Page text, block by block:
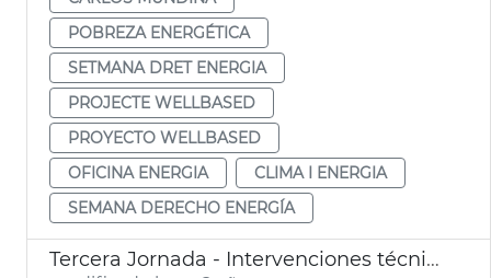
POBREZA ENERGÉTICA
SETMANA DRET ENERGIA
PROJECTE WELLBASED
PROYECTO WELLBASED
OFICINA ENERGIA
CLIMA I ENERGIA
SEMANA DERECHO ENERGÍA
Tercera Jornada - Intervenciones técnicos municipales